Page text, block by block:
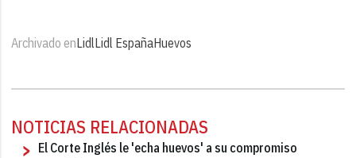
Archivado enLidlLidl EspañaHuevos
NOTICIAS RELACIONADAS
El Corte Inglés le 'echa huevos' a su compromiso